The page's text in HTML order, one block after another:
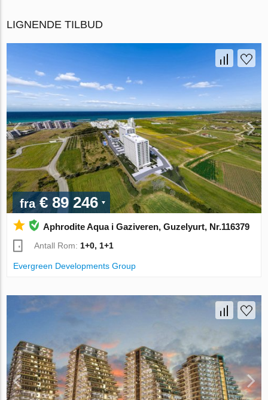
LIGNENDE TILBUD
fra€ 89 246
Aphrodite Aqua i Gaziveren, Guzelyurt, Nr.116379
Antall Rom: 1+0, 1+1
Evergreen Developments Group